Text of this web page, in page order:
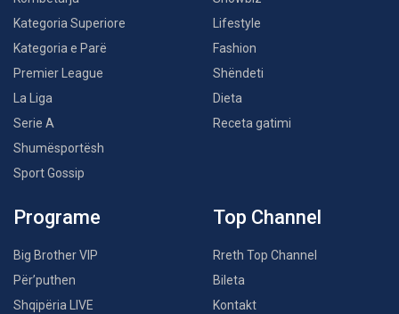
Kategoria Superiore
Kategoria e Parë
Premier League
La Liga
Serie A
Shumësportësh
Sport Gossip
Lifestyle
Fashion
Shëndeti
Dieta
Receta gatimi
Programe
Big Brother VIP
Për’puthen
Shqipëria LIVE
Top Channel
Rreth Top Channel
Bileta
Kontakt